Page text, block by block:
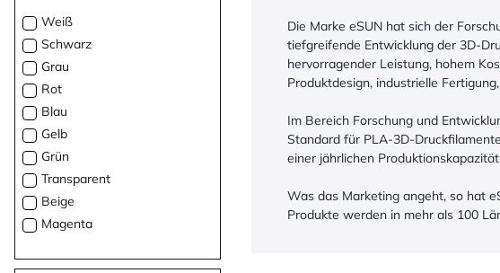
Weiß
Schwarz
Grau
Rot
Blau
Gelb
Grün
Transparent
Beige
Magenta
Die Marke eSUN hat sich der
tiefgreifende Entwicklung der 3D-
hervorragender Leistung, hohem
Produktdesign, industrielle
Im Bereich Forschung und
Standard für PLA-3D-
einer jährlichen
Was das Marketing angeht, so hat
Produkte werden in mehr als 100